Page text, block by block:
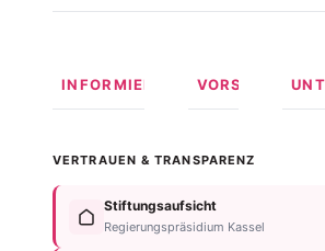
INFORMIEREN
Formen
Autismus
Anzeichen
VORSORGEN
Im
Testament
VERTRAUEN & TRANSPARENZ
Stiftungsaufsicht
Regierungspräsidium Kassel